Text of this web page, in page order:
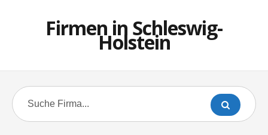
Firmen in Schleswig-
Holstein